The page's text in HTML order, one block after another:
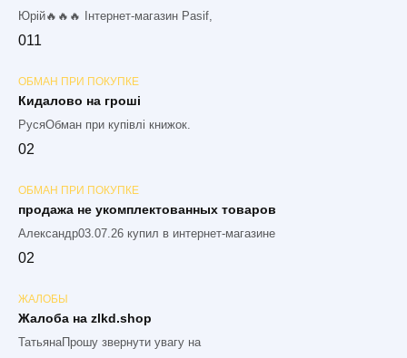
Юрій🔥🔥🔥 Інтернет-магазин Pasif,
011
ОБМАН ПРИ ПОКУПКЕ
Кидалово на гроші
РусяОбман при купівлі книжок.
02
ОБМАН ПРИ ПОКУПКЕ
продажа не укомплектованных товаров
Александр03.07.26 купил в интернет-магазине
02
ЖАЛОБЫ
Жалоба на zlkd.shop
ТатьянаПрошу звернути увагу на